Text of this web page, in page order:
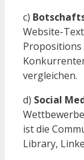
c)
Website-
vergleichen.
d) Social
ist die
Library,